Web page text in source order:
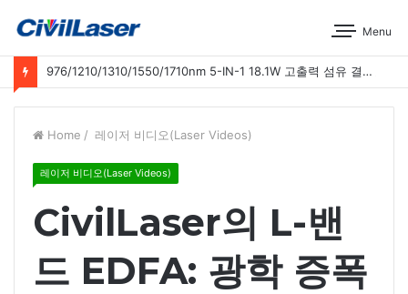
Menu
976/1210/1310/1550/1710nm 5-IN-1 18.1W 고출력 섬유 결합 레이저 운영 시연
Home / 레이저 비디오(Laser Videos)
레이저 비디오(Laser Videos)
CivilLaser의 L-밴
드 EDFA: 광학 증폭